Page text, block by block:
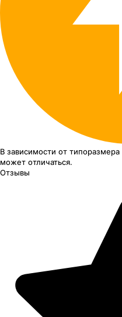
В зависимости от типоразмера
может отличаться.
Отзывы